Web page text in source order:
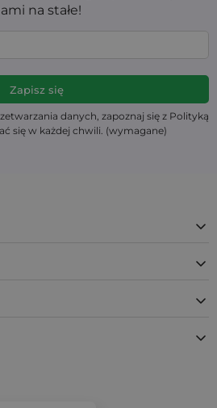
na stałe!
danych, zapoznaj się z Polityką
się w każdej chwili. (wymagane)